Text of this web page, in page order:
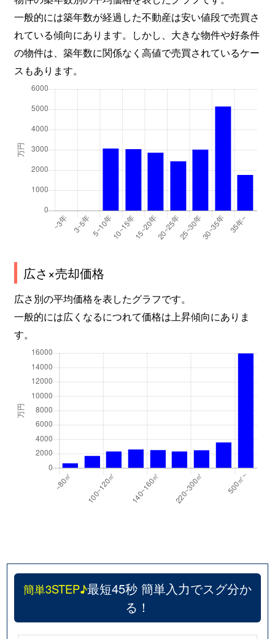
一般的には築年数が経過した不動産は安い値段で売買さ
れている傾向にあります。しかし、大きな物件や好条件
の物件は、築年数に関係なく高値で売買されているケー
スもあります。
広さ×売却価格
広さ別の平均価格を表したグラフです。
一般的には広くなるにつれて価格は上昇傾向にありま
す。
簡単3STEP♪最短45秒 簡単入力でスグ分か
る！